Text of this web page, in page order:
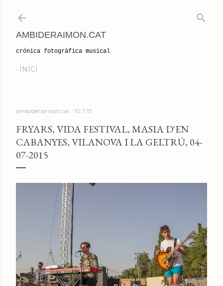
AMBIDERAIMON.CAT
crónica fotogràfica musical
INICI
ambideraimon.cat 10.7.15
FRYARS, VIDA FESTIVAL, MASIA D'EN
CABANYES, VILANOVA I LA GELTRÚ, 04-
07-2015